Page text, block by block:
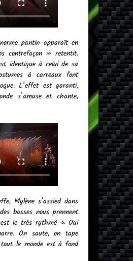
pantin apparaît en
contrefaçon » retentit.
identique à celui de sa
à carreaux font
L’effet est garanti,
s’amuse et chante,
Mylène s’assied dans
basses nous prennent
le très rythmé « Oui
On saute, on tape
le monde est à fond